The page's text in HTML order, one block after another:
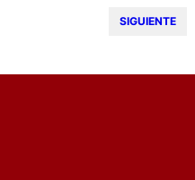
SIGUIENTE